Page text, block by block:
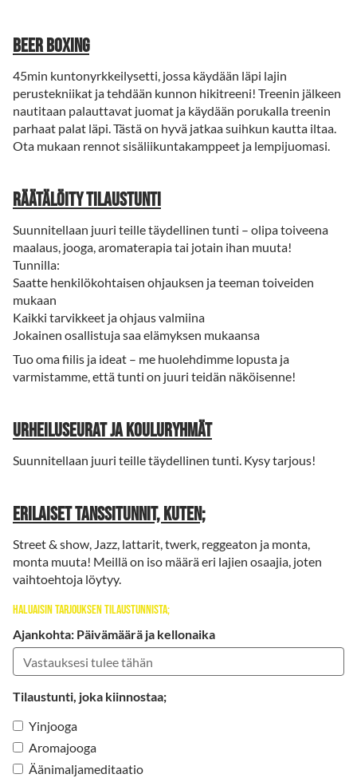
Beer Boxing
45min kuntonyrkkeilysetti, jossa käydään läpi lajin
perustekniikat ja tehdään kunnon hikitreeni! Treenin jälkeen
nautitaan palauttavat juomat ja käydään porukalla treenin
parhaat palat läpi. Tästä on hyvä jatkaa suihkun kautta iltaa.
Ota mukaan rennot sisäliikuntakamppeet ja lempijuomasi.
Räätälöity tilaustunti
Suunnitellaan juuri teille täydellinen tunti – olipa toiveena
maalaus, jooga, aromaterapia tai jotain ihan muuta!
Tunnilla:
Saatte henkilökohtaisen ohjauksen ja teeman toiveiden
mukaan
Kaikki tarvikkeet ja ohjaus valmiina
Jokainen osallistuja saa elämyksen mukaansa
Tuo oma fiilis ja ideat – me huolehdimme lopusta ja
varmistamme, että tunti on juuri teidän näköisenne!
Urheiluseurat ja kouluryhmät
Suunnitellaan juuri teille täydellinen tunti. Kysy tarjous!
Erilaiset tanssitunnit, kuten;
Street & show, Jazz, lattarit, twerk, reggeaton ja monta,
monta muuta! Meillä on iso määrä eri lajien osaajia, joten
vaihtoehtoja löytyy.
Haluaisin tarjouksen tilaustunnista;
Ajankohta: Päivämäärä ja kellonaika
Tilaustunti, joka kiinnostaa;
Yinjooga
Aromajooga
Äänimaljameditaatio